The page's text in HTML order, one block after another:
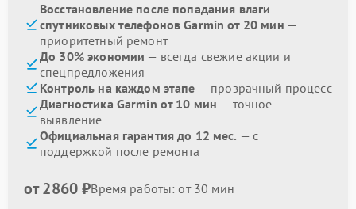
Восстановление после попадания влаги
спутниковых телефонов Garmin от 20 мин —
приоритетный ремонт
До 30% экономии — всегда свежие акции и
спецпредложения
Контроль на каждом этапе — прозрачный процесс
Диагностика Garmin от 10 мин — точное
выявление
Официальная гарантия до 12 мес. — с
поддержкой после ремонта
от 2860 ₽Время работы: от 30 мин